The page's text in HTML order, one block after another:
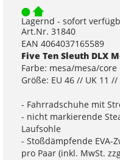
Lagernd - sofort
Art.Nr. 31840
EAN 4064037165589
Five Ten Sleuth DLX
Farbe: mesa/mesa/core
Größe: EU 46 // UK 11 //
- Fahrradschuhe mit
- nicht markierende
Laufsohle
- Stoßdämpfende EVA-
pro Paar (inkl. MwSt.